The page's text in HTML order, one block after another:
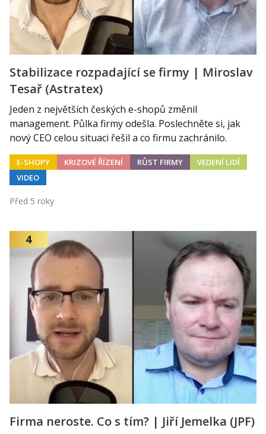
Stabilizace rozpadající se firmy | Miroslav
Tesař (Astratex)
Jeden z největších českých e-shopů změnil
management. Půlka firmy odešla. Poslechněte si, jak
nový CEO celou situaci řešil a co firmu zachránilo.
E-SHOPY KRIZOVÉ ŘÍZENÍ RŮST FIRMY
VEDENÍ LIDÍ
VIDEO
Před 5 roky
4
Firma neroste. Co s tím? | Jiří Jemelka (JPF)